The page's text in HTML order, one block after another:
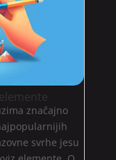
značajno
svrhe jesu